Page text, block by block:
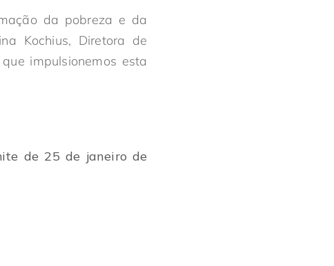
da pobreza e da
Kochius, Diretora de
impulsionemos esta
de 25 de janeiro de